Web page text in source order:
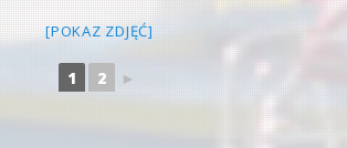
[POKAZ ZDJĘĆ]
1 2 ►